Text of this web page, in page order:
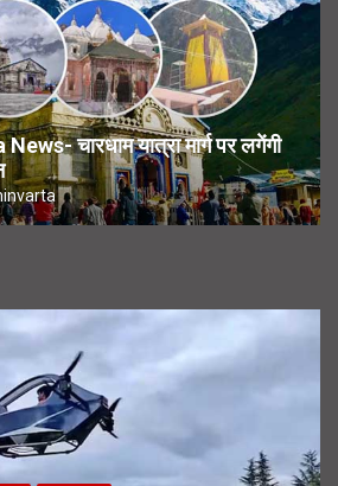
चारधाम यात्रा मार्ग पर लगेंगी